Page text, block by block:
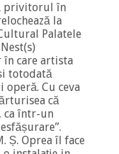
privitorul în
la
Palatele
care artista
totodată
Cu ceva
că
ca într-un
Ș. Oprea îl face